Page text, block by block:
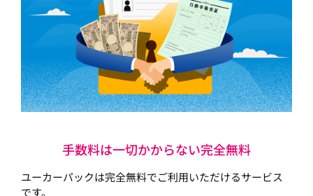
手数料は一切かからない完全無料
ユーカーパックは完全無料でご利用いただけるサービス
です。